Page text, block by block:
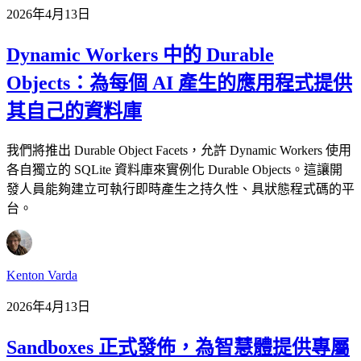
2026年4月13日
Dynamic Workers 中的 Durable
Objects：為每個 AI 產生的應用程式提供
其自己的資料庫
我們將推出 Durable Object Facets，允許 Dynamic Workers 使用
各自獨立的 SQLite 資料庫來實例化 Durable Objects。這讓開
發人員能夠建立可執行即時產生之持久性、具狀態程式碼的平
台。
Kenton Varda
2026年4月13日
Sandboxes 正式發佈，為智慧體提供專屬